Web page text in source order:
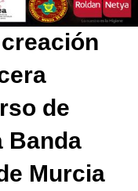
de
Banda
Murcia